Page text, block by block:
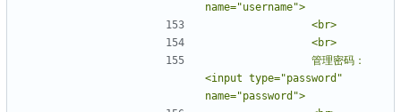
<input type="password"